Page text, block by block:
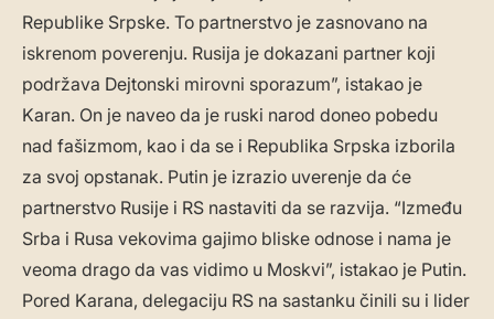
Republike Srpske. To partnerstvo je zasnovano na
iskrenom poverenju. Rusija je dokazani partner koji
podržava Dejtonski mirovni sporazum”, istakao je
Karan. On je naveo da je ruski narod doneo pobedu
nad fašizmom, kao i da se i Republika Srpska izborila
za svoj opstanak. Putin je izrazio uverenje da će
partnerstvo Rusije i RS nastaviti da se razvija. “Između
Srba i Rusa vekovima gajimo bliske odnose i nama je
veoma drago da vas vidimo u Moskvi”, istakao je Putin.
Pored Karana, delegaciju RS na sastanku činili su i lider